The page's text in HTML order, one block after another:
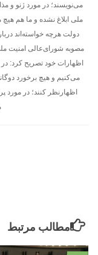
می‌نویسند؛ در مورد ژنو و
ملی ابلاغ نشده و ما هم هیچ
دولت هرچه خواسته‌اند
مصوبه ‌شورای‌عالی امنیت
اظهارات خود تصریح کرد:
می‌کنیم و هیچ برخورد
اظهارنظر کنند؛ در
مطالب مرتبط